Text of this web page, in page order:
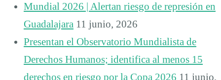
Mundial 2026 | Alertan riesgo de represión en
Guadalajara 11 junio, 2026
Presentan el Observatorio Mundialista de
Derechos Humanos; identifica al menos 15
derechos en riesgo por la Copa 2026 11 junio,